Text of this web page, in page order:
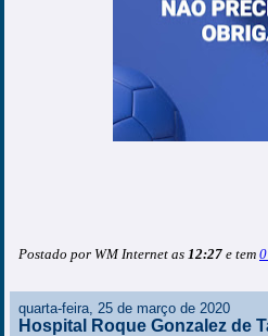
Postado por WM Internet as 12:27 e tem
quarta-feira, 25 de março de 2020
Hospital Roque Gonzalez de